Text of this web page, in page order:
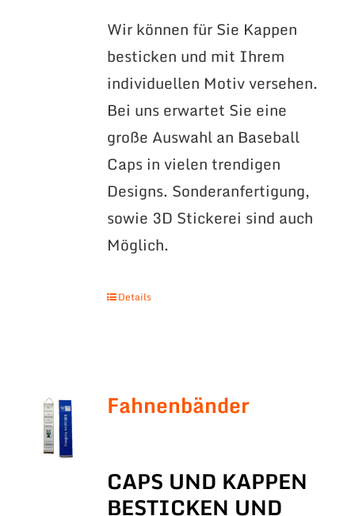
Wir können für Sie Kappen
besticken und mit Ihrem
individuellen Motiv versehen.
Bei uns erwartet Sie eine
große Auswahl an Baseball
Caps in vielen trendigen
Designs. Sonderanfertigung,
sowie 3D Stickerei sind auch
Möglich.
Details
Fahnenbänder
CAPS UND KAPPEN
BESTICKEN UND